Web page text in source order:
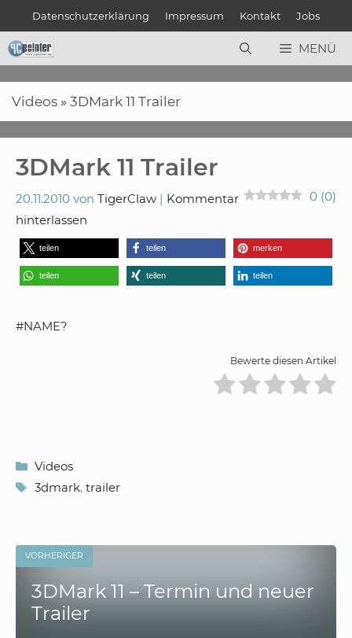
springen
Datenschutzerklärung Impressum Kontakt Jobs
MENÜ
Videos » 3DMark 11 Trailer
3DMark 11 Trailer
20.11.2010 von TigerClaw 0 (0)
Kommentar
hinterlassen
teilen teilen merken
teilen teilen teilen
#NAME?
Bewerte diesen Artikel
Kategorien
Videos
Schlagwörter
3dmark, trailer
VORHERIGER
3DMark 11 – Termin und neuer
Trailer